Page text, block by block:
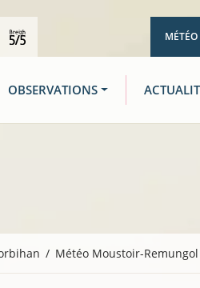
OBSERVATIONS
Météo Moustoir-